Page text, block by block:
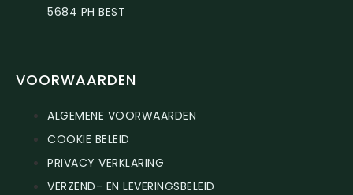
5684 PH BEST
VOORWAARDEN
ALGEMENE VOORWAARDEN
COOKIE BELEID
PRIVACY VERKLARING
VERZEND- EN LEVERINGSBELEID